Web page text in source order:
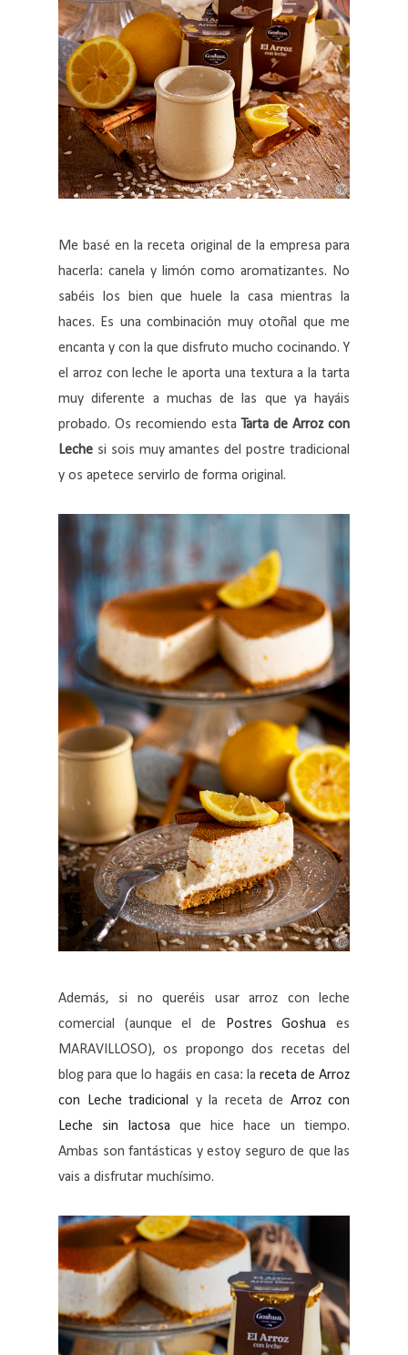
Me basé en la receta original de la empresa para
hacerla: canela y limón como aromatizantes. No
sabéis los bien que huele la casa mientras la
haces. Es una combinación muy otoñal que me
encanta y con la que disfruto mucho cocinando. Y
el arroz con leche le aporta una textura a la tarta
muy diferente a muchas de las que ya hayáis
probado. Os recomiendo esta Tarta de Arroz con
Leche si sois muy amantes del postre tradicional
y os apetece servirlo de forma original.
Además, si no queréis usar arroz con leche
comercial (aunque el de Postres Goshua es
MARAVILLOSO), os propongo dos recetas del
blog para que lo hagáis en casa: la receta de Arroz
con Leche tradicional y la receta de Arroz con
Leche sin lactosa que hice hace un tiempo.
Ambas son fantásticas y estoy seguro de que las
vais a disfrutar muchísimo.